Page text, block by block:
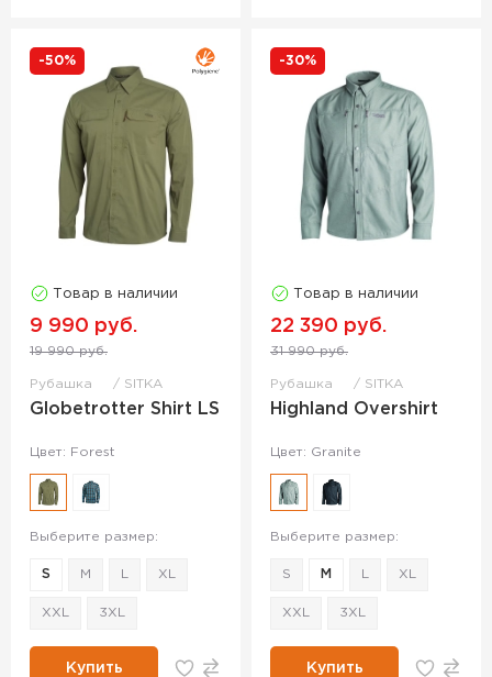
-50%
Товар в наличии
9 990 руб.
19 990 руб.
Рубашка SITKA
Globetrotter Shirt LS
Цвет: Forest
Выберите размер:
S M XL
XXL 3XL
Купить
-30%
Товар в наличии
22 390 руб.
31 990 руб.
Рубашка SITKA
Highland Overshirt
Цвет: Granite
Выберите размер:
S M XL
XXL 3XL
Купить